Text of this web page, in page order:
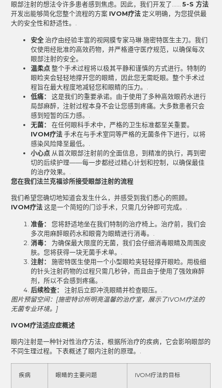
眼部注射的想法令许多患者感到焦虑。因此，我们开发了……5-S 方法
开发出能够简化您整个流程的方案 IVOM疗法 定义明确，为您提供最
大的安全性和舒适性。.
安全 治疗由经验丰富的视网膜专家马琳·施密特医生主刀。我们
仅使用经批准的高效药物，并严格遵守医疗规范，以确保每次
眼部注射的安全。.
温柔点 整个手术过程将以极其平静和谨慎的方式进行。特制的
眼睑夹会轻轻地撑开您的眼睛，因此您无需眨眼。整个手术过
程旨在最大程度地减轻您和眼睛的压力。.
低痛：
这是我们的重要承诺。由于使用了多种高效眼药水进行
局部麻醉，注射过程本身不会让您感到疼痛。大多数患者只会
感到短暂的压力感。.
无菌：
在任何眼科手术中，严格的卫生标准都至关重要。
IVOM疗法 手术在与手术室同等严格的无菌条件下进行，以将
感染风险降至最低。.
小心点 从首次眼部注射前的全面信息，到精准的执行，再到密
切的后续护理——每一步都经过精心计划和控制，以确保最佳
的治疗效果。.
您在我们法兰克福诊所接受眼部注射的流程
我们希望您确切地知道会发生什么，并感受到我们悉心的照顾。
IVOM疗法 这是一个简短的门诊手术，只需几分钟即可完成。.
准备：
您将舒适地坐在我们特制的治疗椅上。治疗前，我们会
多次用麻醉眼药水和眼膏为眼睛进行消毒。.
消毒：
为确保最大限度的无菌，我们会仔细消毒眼睛及周围皮
肤。您将获得一块无菌手术单。.
注射：
施密特医生使用一个小型眼睑夹轻轻撑开眼睑。用极细
的针头注射药物的过程只需几秒钟，而且由于使用了强效麻醉
剂，所以不会感到疼痛。.
后续检查：
注射后立即冲洗眼睛并检查眼压。.
图片预留空间：[施密特诊所明亮温馨的治疗室，展示了IVOM疗法的
无菌专业环境。]
IVOM疗法适应症概述
眼内注射是一种针对性治疗方法，根据所治疗的疾病，它会影响眼部的
不同生理过程。下表概述了眼内注射的原理。.
疾病 眼睛的主要问题 IVOM疗法的目标